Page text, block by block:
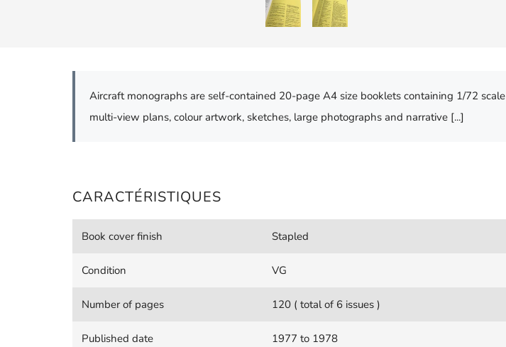
Aircraft monographs are self-contained 20-page A4 size booklets containing 1/72 scale
multi-view plans, colour artwork, sketches, large photographs and narrative [...]
CARACTÉRISTIQUES
Book cover finish Stapled
Condition VG
Number of pages 120 ( total of 6 issues )
Published date 1977 to 1978